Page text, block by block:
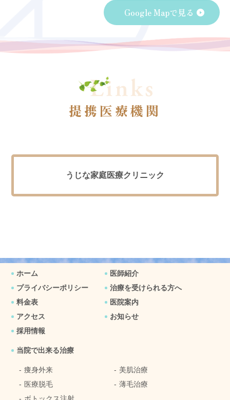
Google Mapで見る
提携医療機関
うじな家庭医療クリニック
ホーム
医師紹介
プライバシーポリシー
治療を受けられる方へ
料金表
医院案内
アクセス
お知らせ
採用情報
当院で出来る治療
痩身外来
美肌治療
医療脱毛
薄毛治療